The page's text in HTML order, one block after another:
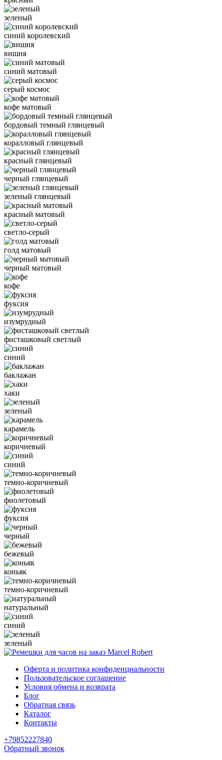
зеленый
синий королевский
вишня
синий матовый
серый космос
кофе матовый
бордовый темный глянцевый
коралловый глянцевый
красный глянцевый
черный глянцевый
зеленый глянцевый
красный матовый
светло-серый
голд матовый
черный матовый
кофе
фуксия
изумрудный
фисташковый светлый
синий
баклажан
хаки
зеленый
карамель
коричневый
синий
темно-коричневый
фиолетовый
фуксия
черный
бежевый
коньяк
темно-коричневый
натуральный
синий
зеленый
Оферта и политика конфиденциальности
Пользовательское соглашение
Условия обмена и возврата
Блог
Обратная связь
Каталог
Контакты
+79852227840
Обратный звонок